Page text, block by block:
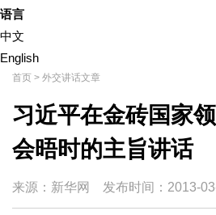
语言
中文
English
首页 > 外交讲话文章
习近平在金砖国家
会晤时的主旨讲话
来源：新华网 发布时间： 2013-